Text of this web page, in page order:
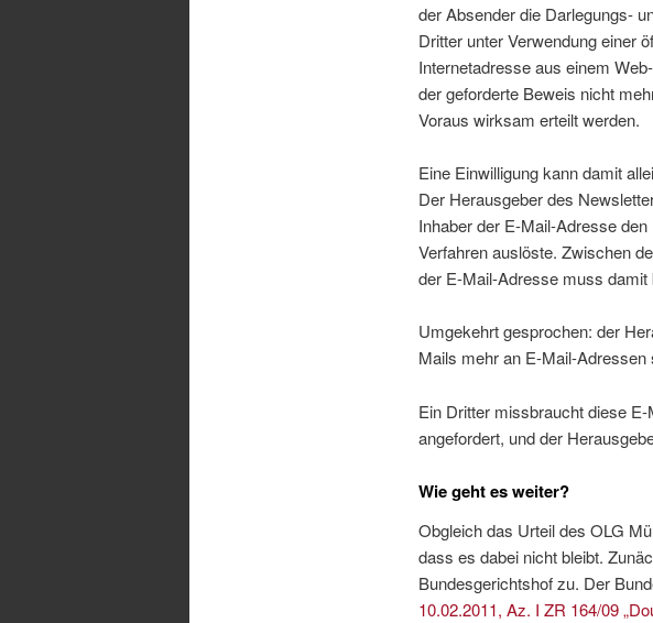
der Absender die Darlegungs-
Dritter unter Verwendung einer
Internetadresse aus einem
der geforderte Beweis nicht
Voraus wirksam erteilt werden.
Eine Einwilligung kann damit
Der Herausgeber des
Inhaber der E-Mail-Adresse
Verfahren auslöste. Zwischen
der E-Mail-Adresse muss
Umgekehrt gesprochen: der
Mails mehr an E-Mail-Adressen
Ein Dritter missbraucht diese
angefordert, und der
Wie geht es weiter?
Obgleich das Urteil des OLG
dass es dabei nicht bleibt.
Bundesgerichtshof zu. Der
10.02.2011, Az. I ZR 164/09